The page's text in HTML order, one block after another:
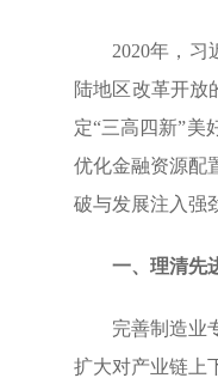
2020年，
陆地区改革开放
定“三高四新”美
优化金融资源配
破与发展注入强
一、 理清先
完善制造业
扩大对产业链上